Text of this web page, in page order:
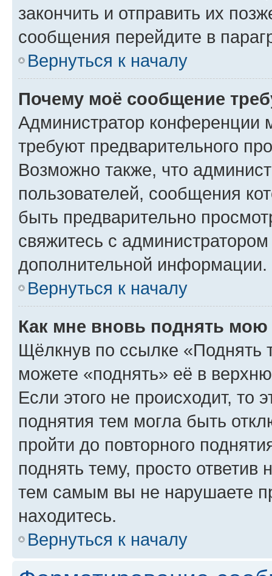
закончить и отправить их
сообщения перейдите в
Вернуться к началу
Почему моё сообщение
Администратор конференции
требуют предварительного
Возможно также, что
пользователей, сообщения
быть предварительно
свяжитесь с
дополнительной информации.
Вернуться к началу
Как мне вновь поднять мою
Щёлкнув по ссылке «Поднять
можете «поднять» её в
Если этого не происходит, то
поднятия тем могла быть
пройти до повторного
поднять тему, просто ответив
тем самым вы не нарушаете
находитесь.
Вернуться к началу